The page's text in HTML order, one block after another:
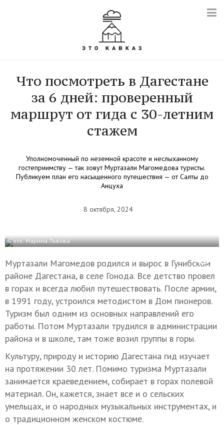
Что посмотреть в Дагестане
за 6 дней: проверенный
маршрут от гида с 30-летним
стажем
Уполномоченный по неземной красоте и неслыханному
гостеприимству — так зовут Муртазали Магомедова туристы.
Публикуем план его насыщенного путешествия — от Салты до
Анцуха
8 октября, 2024
Фото: Марина Львова
Муртазали Магомедов родился и вырос в Гунибском
районе Дагестана, в селе Гонода. Все детство провел
в горах и всегда любил путешествовать. После армии,
в 1991 году, устроился методистом в Дом пионеров.
Туризм был одним из основных направлений его
работы. Потом Муртазали трудился в администрации
района и в школе, там тоже возил группы в горы.
Культуру, природу и историю Дагестана гид изучает
на протяжении 30 лет. Помимо туризма Муртазали
занимается краеведением, собирает в горах полевой
материал. Он, кажется, знает все и о сельских
умельцах, и о народных музыкальных инструментах, и
о традиционном женском костюме.